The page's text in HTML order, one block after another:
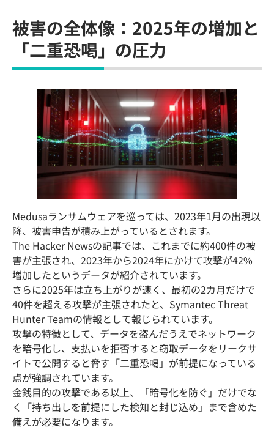
被害の全体像：2025年の増加と
「二重恐喝」の圧力
Medusaランサムウェアを巡っては、2023年1月の出現以
降、被害申告が積み上がっているとされます。
The Hacker Newsの記事では、これまでに約400件の被
害が主張され、2023年から2024年にかけて攻撃が42%
増加したというデータが紹介されています。
さらに2025年は立ち上がりが速く、最初の2カ月だけで
40件を超える攻撃が主張されたと、Symantec Threat
Hunter Teamの情報として報じられています。
攻撃の特徴として、データを盗んだうえでネットワーク
を暗号化し、支払いを拒否すると窃取データをリークサ
イトで公開すると脅す「二重恐喝」が前提になっている
点が強調されています。
金銭目的の攻撃である以上、「暗号化を防ぐ」だけでな
く「持ち出しを前提にした検知と封じ込め」まで含めた
備えが必要になります。